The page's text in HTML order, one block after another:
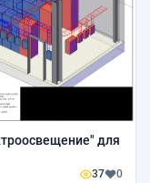
для
37 0